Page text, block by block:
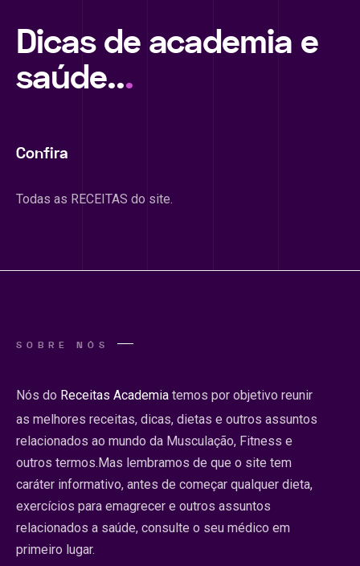
Dicas de academia e
saúde...
Confira
Todas as RECEITAS do site.
SOBRE NÓS
Nós do Receitas Academia temos por objetivo reunir
as melhores receitas, dicas, dietas e outros assuntos
relacionados ao mundo da Musculação, Fitness e
outros termos.Mas lembramos de que o site tem
caráter informativo, antes de começar qualquer dieta,
exercícios para emagrecer e outros assuntos
relacionados a saúde, consulte o seu médico em
primeiro lugar.